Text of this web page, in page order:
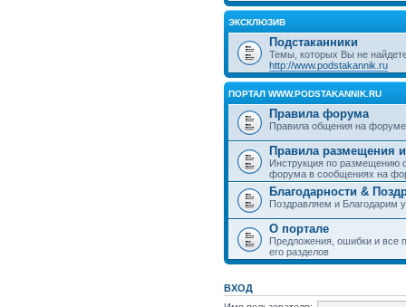
ЭКСКЛЮЗИВ
Подстаканники
Темы, которых Вы не
http://www.podstakannik.ru
ПОРТАЛ WWW.PODSTAKANNIK.RU
Правила форума
Правила общения на форуме
Правила размещения
Инструкция по размещению
форума в сообщениях на
Благодарности &
Поздравляем и Благодарим
О портале
Предложения, ошибки и все
его разделов
ВХОД